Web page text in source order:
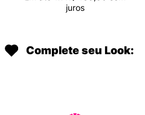
juros
Complete seu Look: